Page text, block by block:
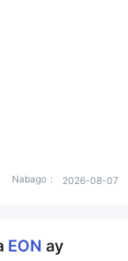
Nabago： 2026-08-07
EON ay